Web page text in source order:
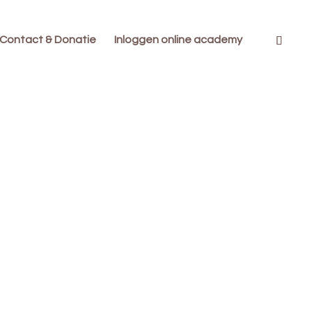
Contact & Donatie Inloggen online academy